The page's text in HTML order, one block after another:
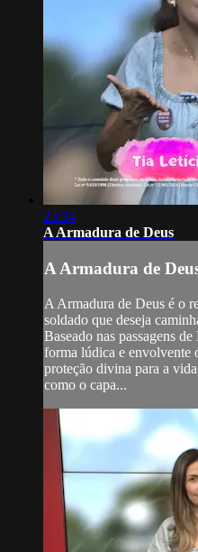
23:34
A Armadura de Deus
A Armadura de
A Armadura de Deus é o
soldado que deseja
Baseado nas passagens
forma lúdica e envolvente
proteção divina para a
como o capa...